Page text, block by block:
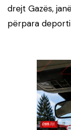
drejt Gazës,
përpara